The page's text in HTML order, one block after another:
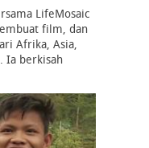
LifeMosaic
film, dan
Afrika, Asia,
Ia berkisah